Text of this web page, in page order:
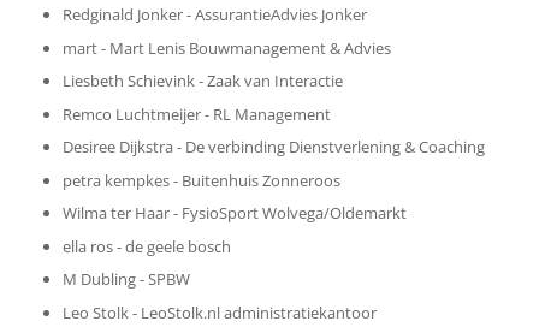
Redginald Jonker - AssurantieAdvies Jonker
mart - Mart Lenis Bouwmanagement & Advies
Liesbeth Schievink - Zaak van Interactie
Remco Luchtmeijer - RL Management
Desiree Dijkstra - De verbinding Dienstverlening & Coaching
petra kempkes - Buitenhuis Zonneroos
Wilma ter Haar - FysioSport Wolvega/Oldemarkt
ella ros - de geele bosch
M Dubling - SPBW
Leo Stolk - LeoStolk.nl administratiekantoor